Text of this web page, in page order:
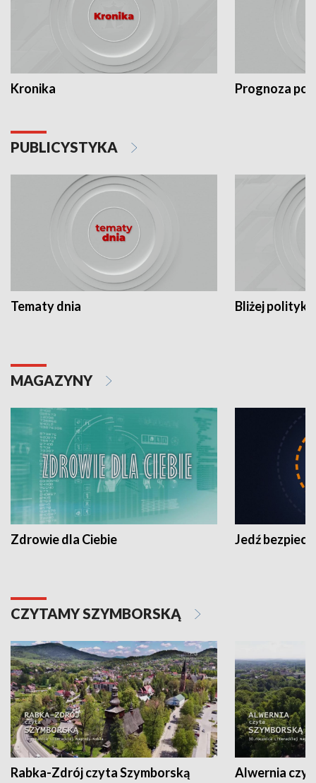
Kronika Prognoza
PUBLICYSTYKA
Tematy dnia Bliżej polityki
MAGAZYNY
Zdrowie dla Ciebie Jedź
CZYTAMY SZYMBORSKĄ
Rabka-Zdrój czyta Szymborską Alwernia